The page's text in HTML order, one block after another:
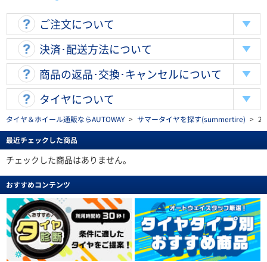
ご注文について
決済･配送方法について
商品の返品･交換･キャンセルについて
タイヤについて
タイヤ＆ホイール通販ならAUTOWAY > サマータイヤを探す(summertire) >
最近チェックした商品
チェックした商品はありません。
おすすめコンテンツ